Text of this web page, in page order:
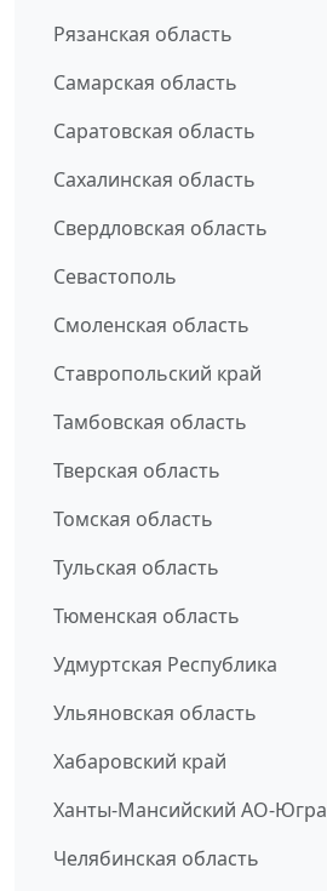
Рязанская область
Самарская область
Саратовская область
Сахалинская область
Свердловская область
Севастополь
Смоленская область
Ставропольский край
Тамбовская область
Тверская область
Томская область
Тульская область
Тюменская область
Удмуртская Республика
Ульяновская область
Хабаровский край
Ханты-Мансийский АО-Югра
Челябинская область